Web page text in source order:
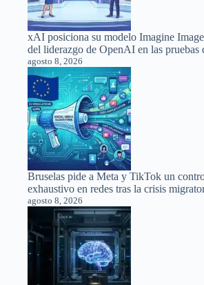
xAI posiciona su modelo Imagine
del liderazgo de OpenAI en las pruebas
agosto 8, 2026
Bruselas pide a Meta y TikTok un
exhaustivo en redes tras la crisis
agosto 8, 2026